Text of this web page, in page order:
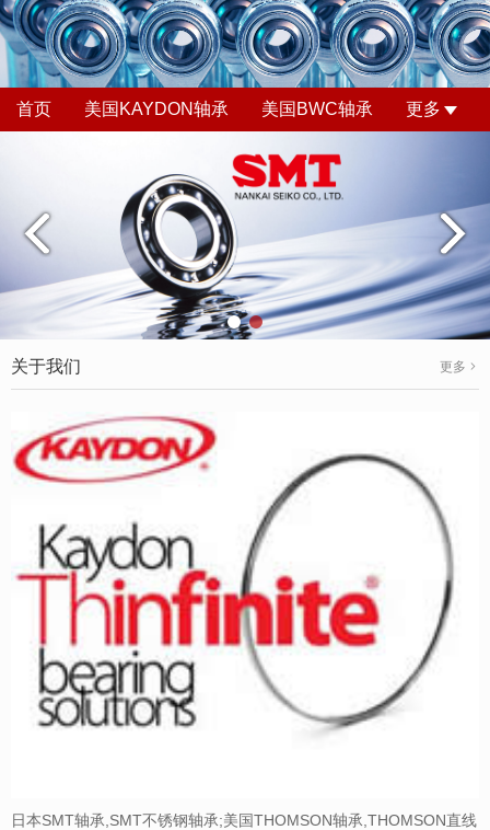
首页 美国KAYDON轴承 美国BWC轴承 更多
关于我们 更多
日本SMT轴承,SMT不锈钢轴承;美国THOMSON轴承,THOMSON直线